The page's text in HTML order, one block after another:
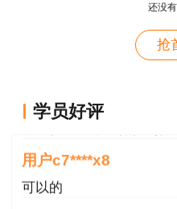
比不了烂笔头，静下心
还没
抢
学员好评
用户g****jk
用户c7****x8
可以的